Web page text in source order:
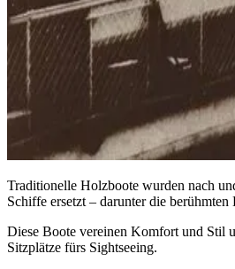
Traditionelle Holzboote wurden nach
Schiffe ersetzt – darunter die berühmten
Diese Boote vereinen Komfort und Stil
Sitzplätze fürs Sightseeing.